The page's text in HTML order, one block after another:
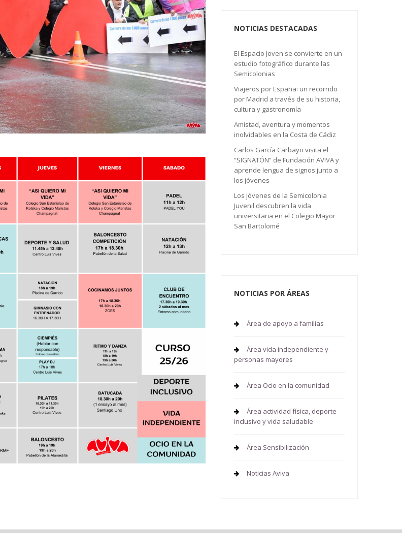
NOTICIAS DESTACADAS
El Espacio Joven se convierte en un
estudio fotográfico durante las
Semicolonias
Viajeros por España: un recorrido
por Madrid a través de su historia,
cultura y gastronomía
Amistad, aventura y momentos
inolvidables en la Costa de Cádiz
Carlos García Carbayo visita el
“SIGNATÓN” de Fundación AVIVA y
aprende lengua de signos junto a
los jóvenes
Los jóvenes de la Semicolonia
Juvenil descubren la vida
universitaria en el Colegio Mayor
San Bartolomé
NOTICIAS POR ÁREAS
Área de apoyo a familias
Área vida independiente y
personas mayores
Área Ocio en la comunidad
Área actividad física, deporte
inclusivo y vida saludable
Área Sensibilización
Noticias Aviva